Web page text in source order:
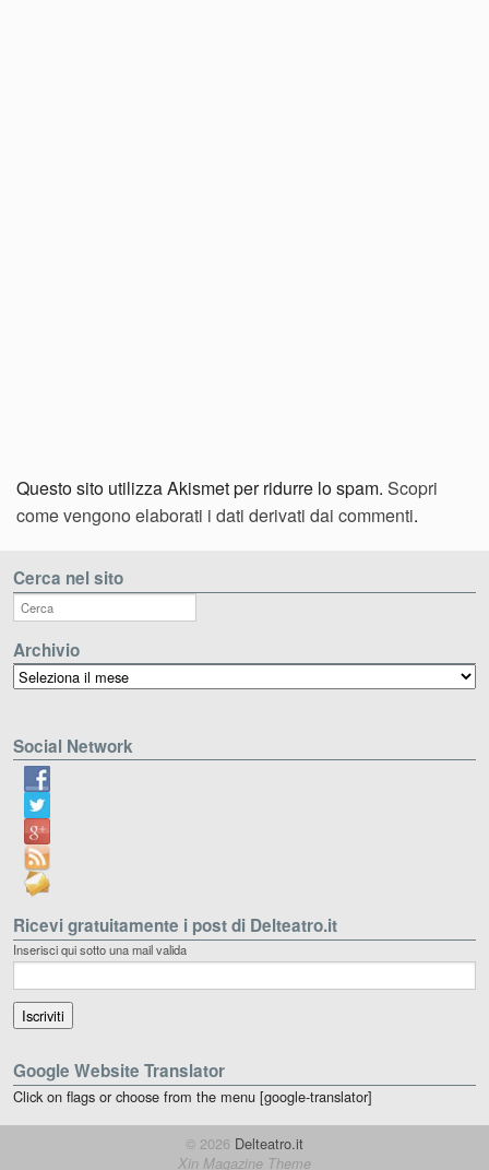
Questo sito utilizza Akismet per ridurre lo spam. Scopri
come vengono elaborati i dati derivati dai commenti.
Cerca nel sito
Archivio
Archivio
Social Network
Ricevi gratuitamente i post di Delteatro.it
Inserisci qui sotto una mail valida
Google Website Translator
Click on flags or choose from the menu [google-translator]
© 2026 Delteatro.it
Xin Magazine Theme